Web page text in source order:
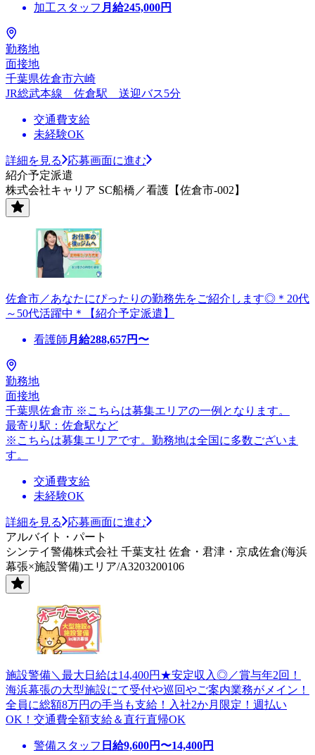
加工スタッフ 月給245,000円
勤務地
面接地
千葉県佐倉市六崎
JR総武本線 佐倉駅 送迎バス5分
交通費支給
未経験OK
詳細を見る
応募画面に進む
紹介予定派遣
株式会社キャリア SC船橋／看護【佐倉市-002】
佐倉市／あなたにぴったりの勤務先をご紹介します◎＊20代
～50代活躍中＊【紹介予定派遣】
看護師 月給288,657円〜
勤務地
面接地
千葉県佐倉市 ※こちらは募集エリアの一例となります。
最寄り駅：佐倉駅など
※こちらは募集エリアです。勤務地は全国に多数ございま
す。
交通費支給
未経験OK
詳細を見る
応募画面に進む
アルバイト・パート
シンテイ警備株式会社 千葉支社 佐倉・君津・京成佐倉(海浜
幕張×施設警備)エリア/A3203200106
施設警備＼最大日給は14,400円★安定収入◎／賞与年2回！
海浜幕張の大型施設にて受付や巡回やご案内業務がメイン！
全員に総額8万円の手当も支給！入社2か月限定！週払い
OK！交通費全額支給＆直行直帰OK
警備スタッフ 日給9,600円〜14,400円